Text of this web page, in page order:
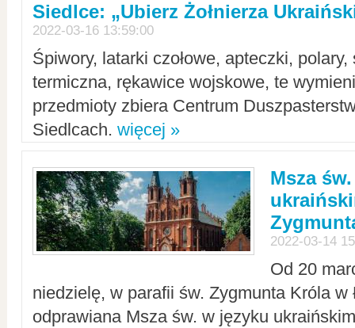
Siedlce: „Ubierz Żołnierza
2022-03-16 13:59:00
Śpiwory, latarki czołowe, apteczki,
termiczna, rękawice wojskowe, te
przedmioty zbiera Centrum
Siedlcach. więcej »
Msza
2022-03-14
Od 20
niedzielę, w parafii św. Zygmunta Króla w
odprawiana Msza św. w języku